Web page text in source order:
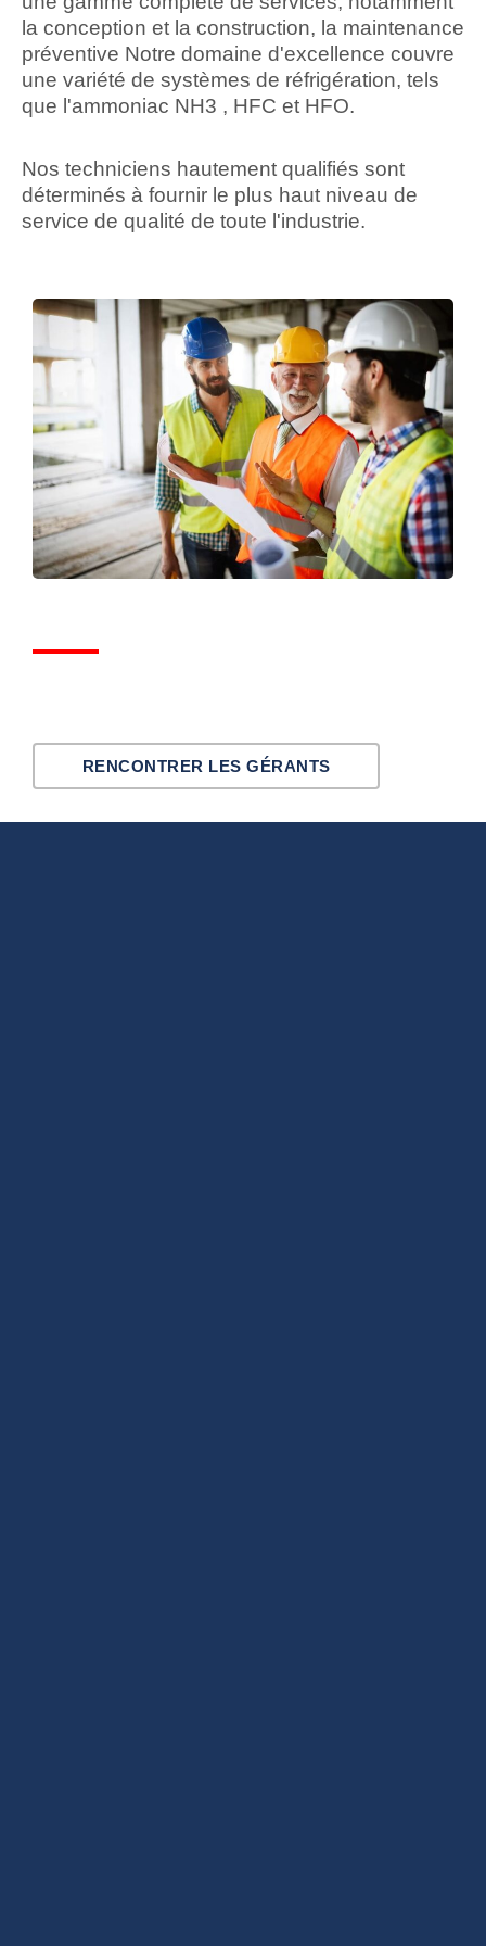
la conception et la construction, la maintenance
préventive Notre domaine d'excellence couvre
une variété de systèmes de réfrigération, tels
que l'ammoniac NH3 , HFC et HFO.
Nos techniciens hautement qualifiés sont
déterminés à fournir le plus haut niveau de
service de qualité de toute l'industrie.
RENCONTRER LES GÉRANTS